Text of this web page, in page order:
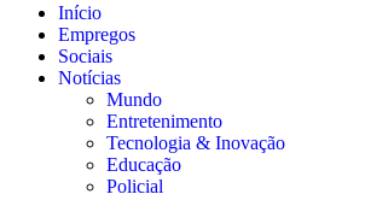
Início
Empregos
Sociais
Notícias
Mundo
Entretenimento
Tecnologia & Inovação
Educação
Policial